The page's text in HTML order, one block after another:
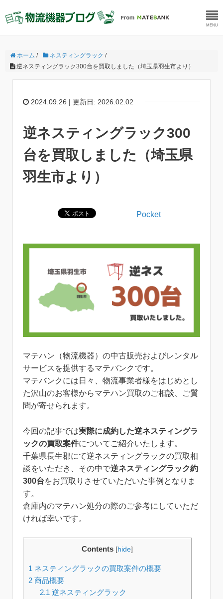
MENU
ホーム / ネスティングラック /
逆ネスティングラック300台を買取しました（埼玉県羽生市より）
2024.09.26 | 更新日: 2026.02.02
逆ネスティングラック300
台を買取しました（埼玉県
羽生市より）
Pocket
マテハン（物流機器）の中古販売およびレンタル
サービスを提供するマテバンクです。
マテバンクには日々、物流事業者様をはじめとし
た沢山のお客様からマテハン買取のご相談、ご質
問が寄せられます。
今回の記事では実際に成約した逆ネスティングラ
ックの買取案件についてご紹介いたします。
千葉県長生郡にて逆ネスティングラックの買取相
談をいただき、その中で逆ネスティングラック約
300台をお買取りさせていただいた事例となりま
す。
倉庫内のマテハン処分の際のご参考にしていただ
ければ幸いです。
Contents [hide]
1 ネスティングラックの買取案件の概要
2 商品概要
2.1 逆ネスティングラック